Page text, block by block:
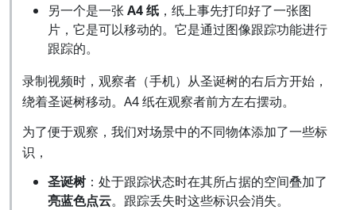
另一个是一张 A4 纸，纸上事先打印好了一张图
片，它是可以移动的。它是通过图像跟踪功能进行
跟踪的。
录制视频时，观察者（手机）从圣诞树的右后方开始，
绕着圣诞树移动。A4 纸在观察者前方左右摆动。
为了便于观察，我们对场景中的不同物体添加了一些标
识，
圣诞树：处于跟踪状态时在其所占据的空间叠加了
亮蓝色点云。跟踪丢失时这些标识会消失。